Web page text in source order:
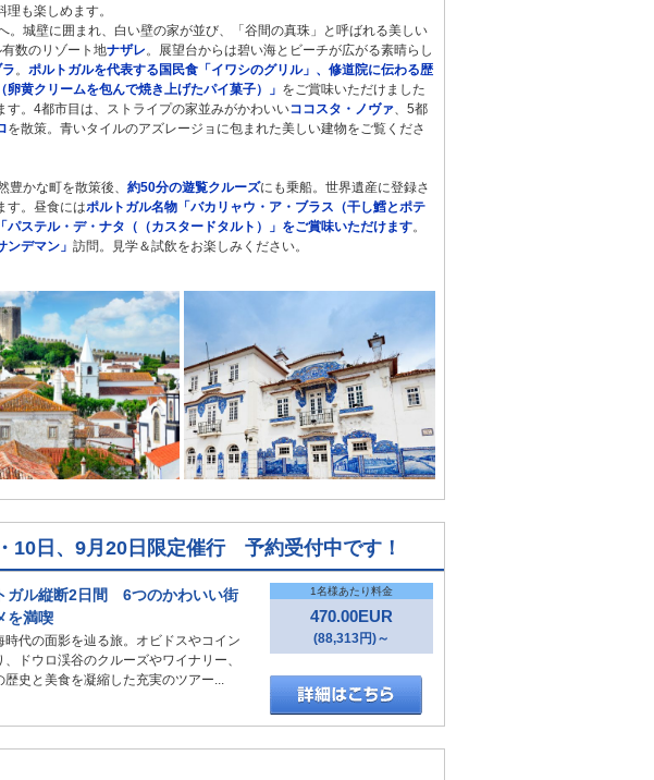
も楽しめます。
。城壁に囲まれ、白い壁の家が並び、「谷間の真珠」と呼ばれる美しい
数のリゾート地ナザレ。展望台からは碧い海とビーチが広がる素晴らし
。 ポルトガルを代表する国民食「イワシのグリル」、修道院に伝わる歴
黄クリームを包んで焼き上げたパイ菓子）」 をご賞味いただけました
す。4都市目は、ストライプの家並みがかわいいココスタ・ノヴァ、5都
を散策。青いタイルのアズレージョに包まれた美しい建物をご覧くださ
豊かな町を散策後、 約50分の遊覧クルーズにも乗船。世界遺産に登録さ
す。昼食にはポルトガル名物「バカリャウ・ア・ブラス（干し鱈とポテ
パステル・デ・ナタ（（カスタードタルト）」をご賞味いただけます。
デマン」 訪問。見学＆試飲をお楽しみください。
10日、9月20日限定催行 予約受付中です！
ガル縦断2日間 6つのかわいい街
を満喫
代の面影を辿る旅。オビドスやコイン
ドウロ渓谷のクルーズやワイナリー、
史と美食を凝縮した充実のツアー...
1名様あたり料金
470.00EUR
(88,313円)～